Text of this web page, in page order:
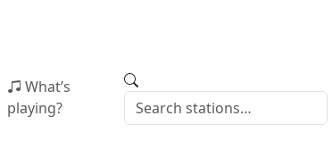
What’s
playing?